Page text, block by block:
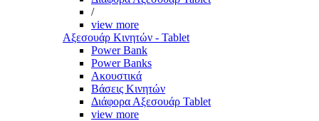
/
view more
Αξεσουάρ Κινητών - Tablet
Power Bank
Power Banks
Ακουστικά
Βάσεις Κινητών
Διάφορα Αξεσουάρ Tablet
view more